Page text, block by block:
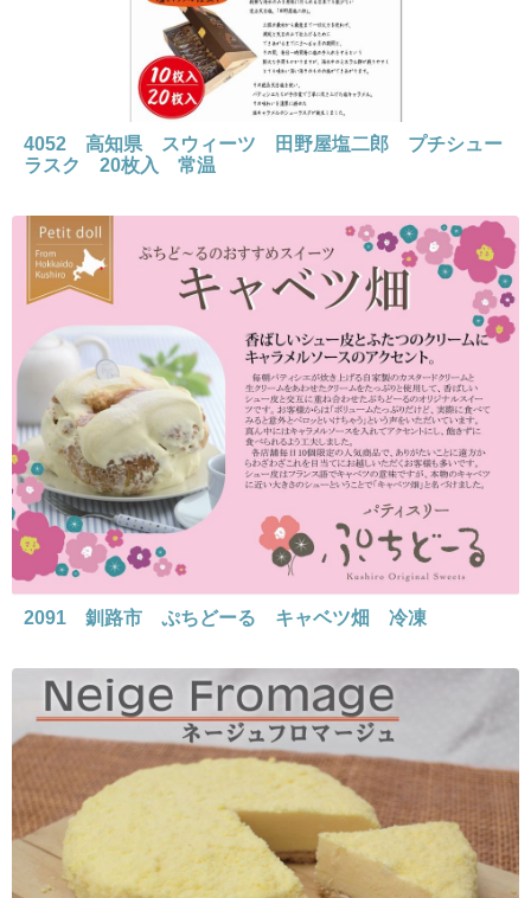
4052 高知県 スウィーツ 田野屋塩二郎 プチシュー
ラスク 20枚入 常温
2091 釧路市 ぷちどーる キャベツ畑 冷凍